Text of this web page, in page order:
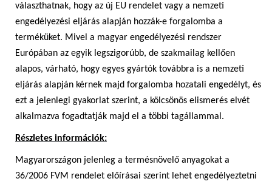
választhatnak, hogy az új EU rendelet vagy a nemzeti
engedélyezési eljárás alapján hozzák-e forgalomba a
terméküket. Mivel a magyar engedélyezési rendszer
Európában az egyik legszigorúbb, de szakmailag kellően
alapos, várható, hogy egyes gyártók továbbra is a nemzeti
eljárás alapján kérnek majd forgalomba hozatali engedélyt, és
ezt a jelenlegi gyakorlat szerint, a kölcsönös elismerés elvét
alkalmazva fogadtatják majd el a többi tagállammal.
Részletes információk:
Magyarországon jelenleg a termésnövelő anyagokat a
36/2006 FVM rendelet előírásai szerint lehet engedélyeztetni